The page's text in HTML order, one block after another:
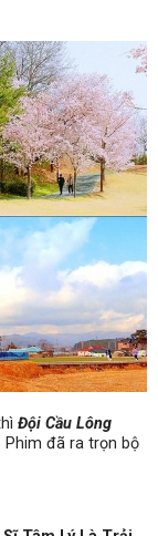
Đội Cầu Lông
Phim đã ra trọn bộ